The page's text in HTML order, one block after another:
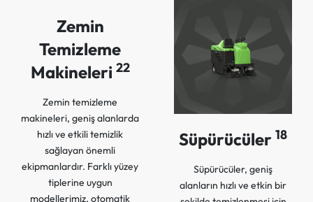
Zemin
Temizleme
Makineleri 22
Zemin temizleme
makineleri, geniş alanlarda
hızlı ve etkili temizlik
sağlayan önemli
ekipmanlardır. Farklı yüzey
tiplerine uygun
modellerimiz, otomatik
Süpürücüler 18
Süpürücüler, geniş
alanların hızlı ve etkin bir